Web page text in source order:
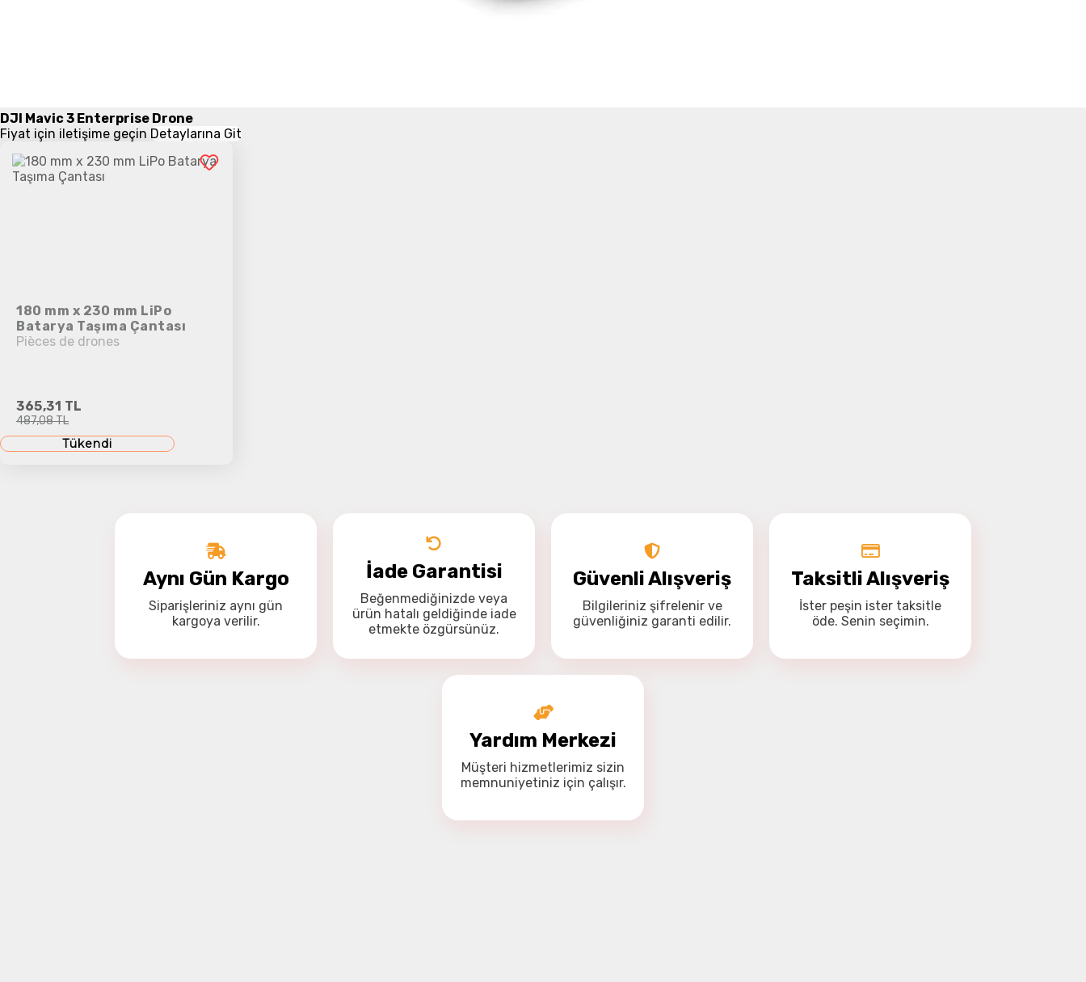
DJI Mavic 3 Enterprise Drone
Fiyat için iletişime geçin Detaylarına Git
180 mm x 230 mm LiPo
Batarya Taşıma Çantası
Pièces de drones
365,31 TL
487,08 TL
Tükendi
Aynı Gün Kargo
Siparişleriniz aynı gün
kargoya verilir.
İade Garantisi
Beğenmediğinizde veya
ürün hatalı geldiğinde iade
etmekte özgürsünüz.
Güvenli Alışveriş
Bilgileriniz şifrelenirve
güvenliğiniz garanti edilir.
Taksitli Alışveriş
İster peşin ister taksitle
öde. Senin seçimin.
Yardım Merkezi
Müşteri hizmetlerimiz sizin
memnuniyetiniz için çalışır.